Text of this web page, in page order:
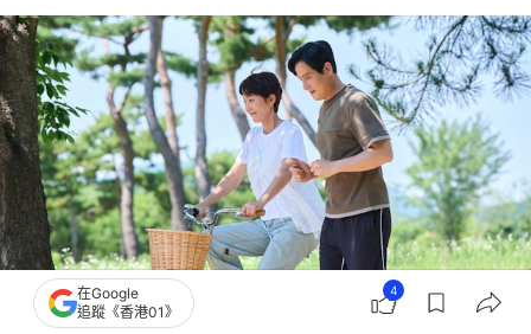
撰文：鬧鬧女巫店
在Google
追蹤《香港01》
4